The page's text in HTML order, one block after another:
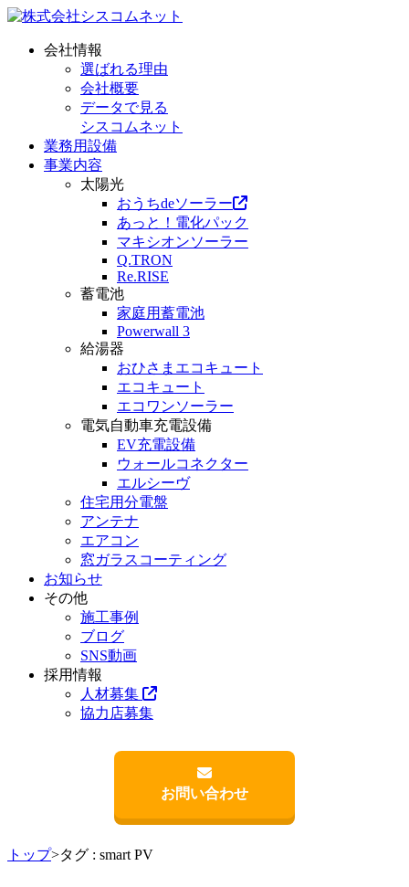
会社情報
選ばれる理由
会社概要
データで見る
シスコムネット
業務用設備
事業内容
太陽光
おうちdeソーラー
あっと！電化パック
マキシオンソーラー
Q.TRON
Re.RISE
蓄電池
家庭用蓄電池
Powerwall 3
給湯器
おひさまエコキュート
エコキュート
エコワンソーラー
電気自動車充電設備
EV充電設備
ウォールコネクター
エルシーヴ
住宅用分電盤
アンテナ
エアコン
窓ガラスコーティング
お知らせ
その他
施工事例
ブログ
SNS動画
採用情報
人材募集
協力店募集
お問い合わせ
トップ>タグ : smart PV